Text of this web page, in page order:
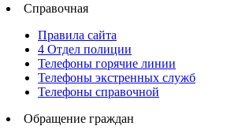
Справочная
Правила сайта
4 Отдел полиции
Телефоны горячие линии
Телефоны экстренных служб
Телефоны справочной
Обращение граждан